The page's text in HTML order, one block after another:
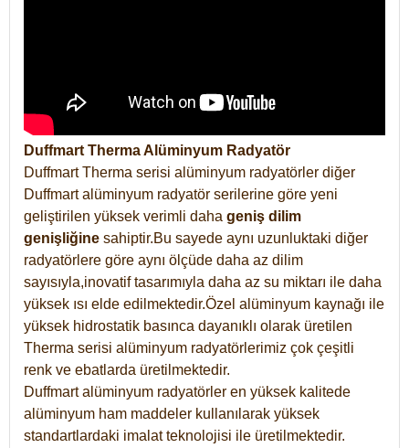
Duffmart Therma Alüminyum Radyatör
Duffmart Therma serisi alüminyum radyatörler diğer
Duffmart alüminyum radyatör serilerine göre yeni
geliştirilen yüksek verimli daha geniş dilim
genişliğine sahiptir.Bu sayede aynı uzunluktaki diğer
radyatörlere göre aynı ölçüde daha az dilim
sayısıyla,inovatif tasarımıyla daha az su miktarı ile daha
yüksek ısı elde edilmektedir.Özel alüminyum kaynağı ile
yüksek hidrostatik basınca dayanıklı olarak üretilen
Therma serisi alüminyum radyatörlerimiz çok çeşitli
renk ve ebatlarda üretilmektedir.
Duffmart alüminyum radyatörler en yüksek kalitede
alüminyum ham maddeler kullanılarak yüksek
standartlardaki imalat teknolojisi ile üretilmektedir.